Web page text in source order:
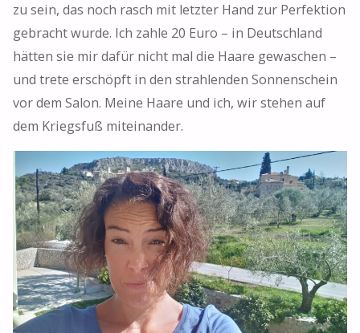
zu sein, das noch rasch mit letzter Hand zur Perfektion
gebracht wurde. Ich zahle 20 Euro – in Deutschland
hätten sie mir dafür nicht mal die Haare gewaschen –
und trete erschöpft in den strahlenden Sonnenschein
vor dem Salon. Meine Haare und ich, wir stehen auf
dem Kriegsfuß miteinander.